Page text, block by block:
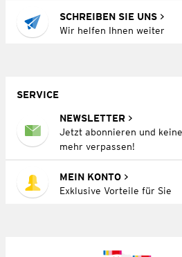
SCHREIBEN SIE UNS
Wir helfen Ihnen weiter
SERVICE
NEWSLETTER
Jetzt abonnieren und
mehr verpassen!
MEIN KONTO
Exklusive Vorteile für Sie